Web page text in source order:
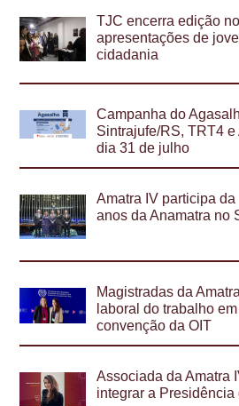
TJC encerra edição
apresentações de
cidadania
Campanha do
Sintrajufe/RS, TRT4
dia 31 de julho
Amatra IV participa
anos da Anamatra no
Magistradas da
laboral do trabalho
convenção da OIT
Associada da Amatra
integrar a Presidência